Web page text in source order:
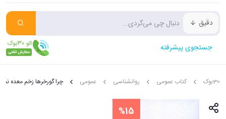
دقیق
جستجوی پیشرفته
30بوک کتاب عمومی روانشناسی عمومی چرا گورخرها زخم معده
%15